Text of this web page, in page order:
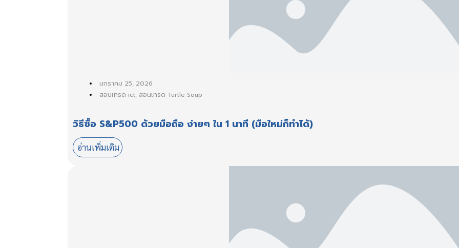
มกราคม 25, 2026
สอนเทรด ict, สอนเทรด Turtle Soup
วิธีซื้อ S&P500 ด้วยมือถือ ง่ายๆ ใน 1 นาที (มือใหม่ก็ทำได้)
อ่านเพิ่มเติม